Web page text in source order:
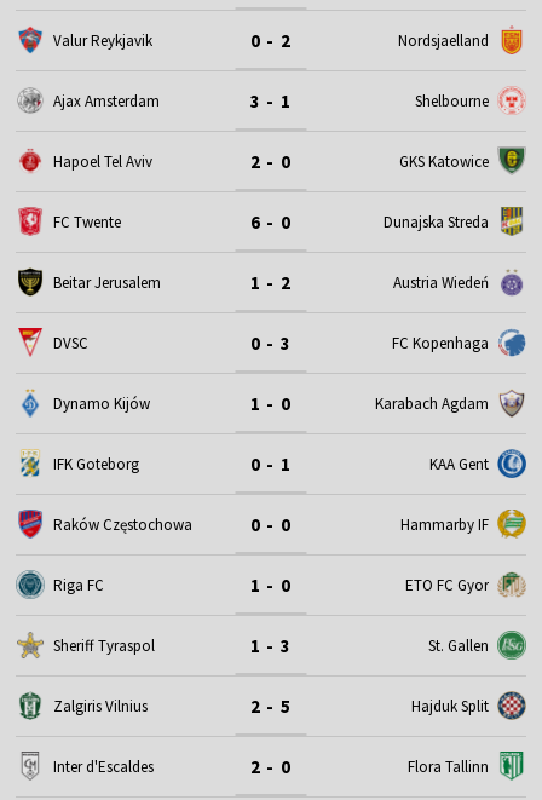
Valur Reykjavik 0 - 2 Nordsjaelland
Ajax Amsterdam 3 - 1 Shelbourne
Hapoel Tel Aviv 2 - 0 GKS Katowice
FC Twente 6 - 0 Dunajska Streda
Beitar Jerusalem 1 - 2 Austria Wiedeń
DVSC 0 - 3 FC Kopenhaga
Dynamo Kijów 1 - 0 Karabach Agdam
IFK Goteborg 0 - 1 KAA Gent
Raków Częstochowa 0 - 0 Hammarby IF
Riga FC 1 - 0 ETO FC Gyor
Sheriff Tyraspol 1 - 3 St. Gallen
Zalgiris Vilnius 2 - 5 Hajduk Split
Inter d'Escaldes 2 - 0 Flora Tallinn